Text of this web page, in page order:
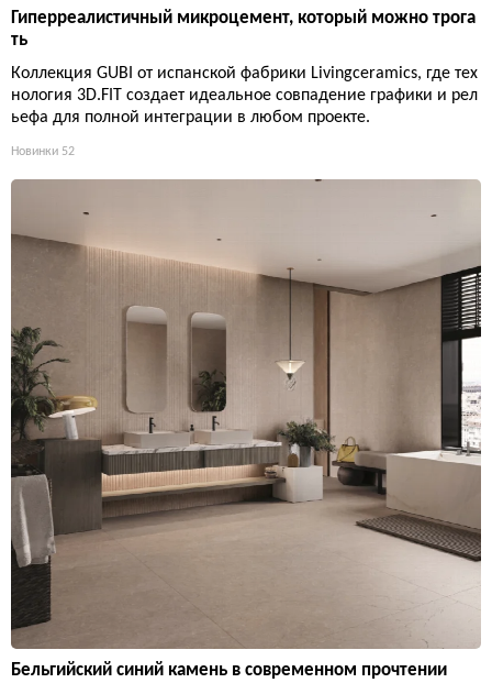
Гиперреалистичный микроцемент, который можно трога
ть
Коллекция GUBI от испанской фабрики Livingceramics, где тех
нология 3D.FIT создает идеальное совпадение графики и рел
ьефа для полной интеграции в любом проекте.
Новинки 52
Бельгийский синий камень в современном прочтении